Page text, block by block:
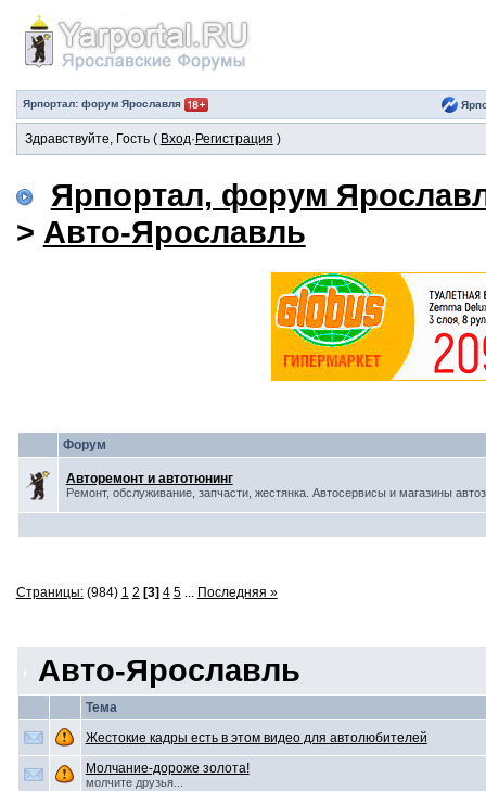
Ярпортал: форум Ярославля
Здравствуйте, Гость ( Вход· Регистрация )
Ярпортал, форум
> Авто-Ярославль
Форум
Авторемонт и автотюнинг
Ремонт, обслуживание, запчасти, жестянка. Автосервисы и магазины
Страницы:(984) 1 2 [3] 4 5... Последняя »
Авто-Ярославль
Тема
Жестокие кадры есть в этом видео для автолюбителей
Молчание-дороже золота!
молчите друзья...